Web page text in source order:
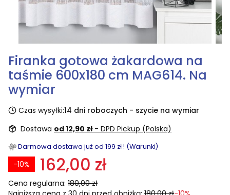
Firanka gotowa żakardowa na
taśmie 600x180 cm MAG614. Na
wymiar
Czas wysyłki:14 dni roboczych - szycie na wymiar
Dostawa od 12,90 zł - DPD Pickup (Polska)
Darmowa dostawa już od 199 zł ! (Warunki)
162,00 zł
Cena regularna: 180,00 zł
-10%